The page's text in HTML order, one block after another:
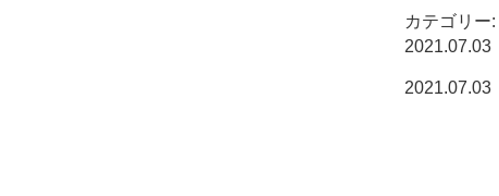
カテゴリー:
2021.07.03
2021.07.03